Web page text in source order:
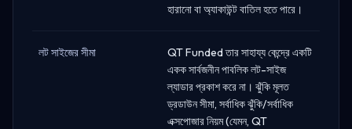
হারানো বা অ্যাকাউন্ট বাতিল হতে পারে।
লট সাইজের সীমা
QT Funded তার সাহায্য কেন্দ্রে একটি
একক সার্বজনীন পাবলিক লট-সাইজ
ল্যাডার প্রকাশ করে না। ঝুঁকি মূলত
ড্রডাউন সীমা, সর্বাধিক ঝুঁকি/সর্বাধিক
এক্সপোজার নিয়ম (যেমন, QT